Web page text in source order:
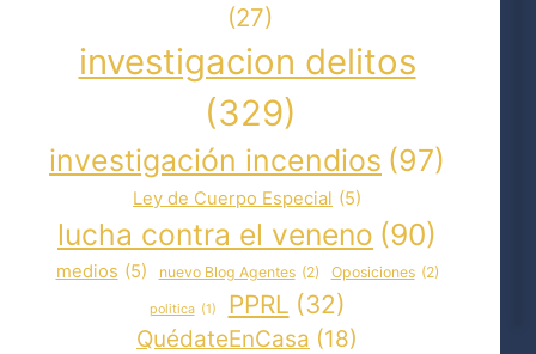
(27)
investigacion delitos
(329)
investigación incendios (97)
Ley de Cuerpo Especial (5)
lucha contra el veneno (90)
medios (5) nuevo Blog Agentes (2) Oposiciones (2)
politica (1) PPRL (32)
QuédateEnCasa (18)